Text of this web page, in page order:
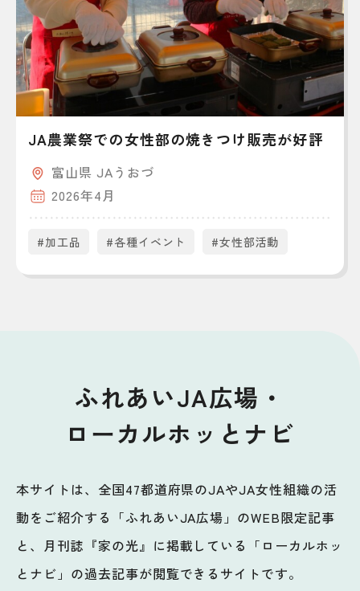
JA農業祭での女性部の焼きつけ販売が好評
富山県 JAうおづ
2026年4月
#加工品 #各種イベント #女性部活動
ふれあいJA広場・
ローカルホッとナビ
本サイトは、全国47都道府県のJAやJA女性組織の活
動をご紹介する「ふれあいJA広場」のWEB限定記事
と、月刊誌『家の光』に掲載している「ローカルホッ
とナビ」の過去記事が閲覧できるサイトです。